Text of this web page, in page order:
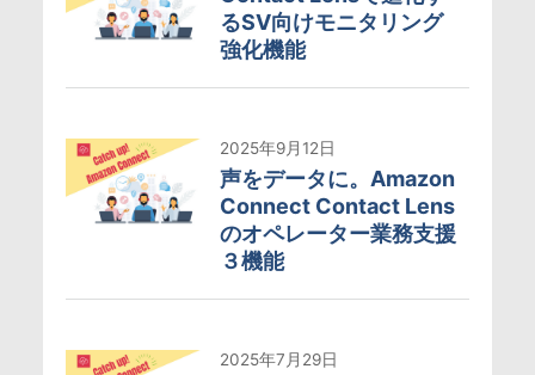
るSV向けモニタリング
強化機能
2025年9月12日
声をデータに。Amazon
Connect Contact Lens
のオペレーター業務支援
３機能
2025年7月29日